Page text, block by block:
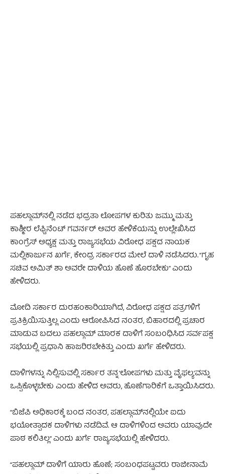
ಪಹಲ್ಗಾಮ್‌ನಲ್ಲಿ ನಡೆದ ಭದ್ರತಾ ಲೋಪಗಳ ಕುರಿತು ಜಮ್ಮು ಮತ್ತು
ಕಾಶ್ಮೀರ ಲೆಫ್ಟಿನೆಂಟ್ ಗವರ್ನರ್ ಅವರ ಹೇಳಿಕೆಯನ್ನು ಉಲ್ಲೇಖಿಸಿದ
ಕಾಂಗ್ರೆಸ್ ಅಧ್ಯಕ್ಷ ಮತ್ತು ರಾಜ್ಯಸಭೆಯ ವಿರೋಧ ಪಕ್ಷದ ನಾಯಕ
ಮಲ್ಲಿಕಾರ್ಜುನ ಖರ್ಗೆ, ಕೇಂದ್ರ ಸರ್ಕಾರದ ಮೇಲೆ ದಾಳಿ ನಡೆಸಿದರು. “ಗೃಹ
ಸಚಿವ ಅಮಿತ್ ಶಾ ಅವರೇ ದಾಳಿಯ ಹೊಣೆ ಹೊರಬೇಕು” ಎಂದು
ಹೇಳಿದರು.
ಮೋದಿ ಸರ್ಕಾರ ದುರಹಂಕಾರಿಯಾಗಿದೆ, ವಿರೋಧ ಪಕ್ಷದ ಪತ್ರಗಳಿಗೆ
ಪ್ರತಿಕ್ರಿಯಿಸುತ್ತಿಲ್ಲ ಎಂದು ಆರೋಪಿಸಿದ ನಂತರ, ಬಿಹಾರದಲ್ಲಿ ಪ್ರಚಾರ
ಮಾಡುವ ಬದಲು ಪಹಲ್ಗಾಮ್ ಮಾರಕ ದಾಳಿಗೆ ಸಂಬಂಧಿಸಿದ ಸರ್ವಪಕ್ಷ
ಸಭೆಯಲ್ಲಿ ಪ್ರಧಾನಿ ಹಾಜರಿರಬೇಕಿತ್ತು ಎಂದು ಖರ್ಗೆ ಹೇಳಿದರು.
ದಾಳಿಗಳನ್ನು ನಿಲ್ಲಿಸುವಲ್ಲಿ ಸರ್ಕಾರ ತನ್ನ ‘ಲೋಪಗಳು ಮತ್ತು ವೈಫಲ್ಯ’ವನ್ನು
ಒಪ್ಪಿಕೊಳ್ಳಬೇಕು ಎಂದು ಹೇಳಿದ ಅವರು, ಹೊಣೆಗಾರಿಕೆಗೆ ಒತ್ತಾಯಿಸಿದರು.
“ಬಿಜೆಪಿ ಅಧಿಕಾರಕ್ಕೆ ಬಂದ ನಂತರ, ಪಹಲ್ಗಾಮ್‌ನಲ್ಲಿಯೇ ಐದು
ಭಯೋತ್ಪಾದಕ ದಾಳಿಗಳು ನಡೆದಿವೆ. ಆ ದಾಳಿಗಳಿಂದ ಅವರು ಯಾವುದೇ
ಪಾಠ ಕಲಿತಿಲ್ಲ” ಎಂದು ಖರ್ಗೆ ರಾಜ್ಯಸಭೆಯಲ್ಲಿ ಹೇಳಿದರು.
“ಪಹಲ್ಗಾಮ್ ದಾಳಿಗೆ ಯಾರು ಹೊಣೆ; ಸಂಬಂಧಪಟ್ಟವರು ರಾಜೀನಾಮೆ